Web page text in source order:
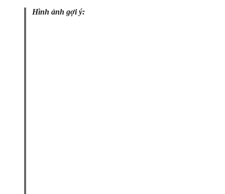
Hình ảnh gợi ý: